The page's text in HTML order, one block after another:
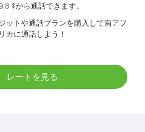
¢から通話できます。
ットや通話プランを購入して南アフ
リカに通話しよう！
レートを見る